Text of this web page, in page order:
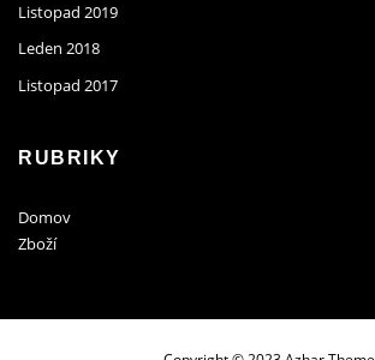
Listopad 2019
Leden 2018
Listopad 2017
RUBRIKY
Domov
Zboží